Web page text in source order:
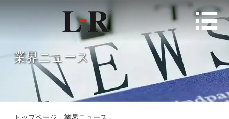

業界ニュース